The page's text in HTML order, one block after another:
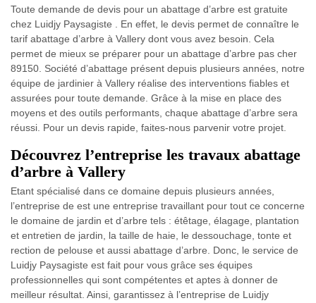
Toute demande de devis pour un abattage d’arbre est gratuite
chez Luidjy Paysagiste . En effet, le devis permet de connaître le
tarif abattage d’arbre à Vallery dont vous avez besoin. Cela
permet de mieux se préparer pour un abattage d’arbre pas cher
89150. Société d’abattage présent depuis plusieurs années, notre
équipe de jardinier à Vallery réalise des interventions fiables et
assurées pour toute demande. Grâce à la mise en place des
moyens et des outils performants, chaque abattage d’arbre sera
réussi. Pour un devis rapide, faites-nous parvenir votre projet.
Découvrez l’entreprise les travaux abattage
d’arbre à Vallery
Etant spécialisé dans ce domaine depuis plusieurs années,
l’entreprise de est une entreprise travaillant pour tout ce concerne
le domaine de jardin et d’arbre tels : étêtage, élagage, plantation
et entretien de jardin, la taille de haie, le dessouchage, tonte et
rection de pelouse et aussi abattage d’arbre. Donc, le service de
Luidjy Paysagiste est fait pour vous grâce ses équipes
professionnelles qui sont compétentes et aptes à donner de
meilleur résultat. Ainsi, garantissez à l’entreprise de Luidjy